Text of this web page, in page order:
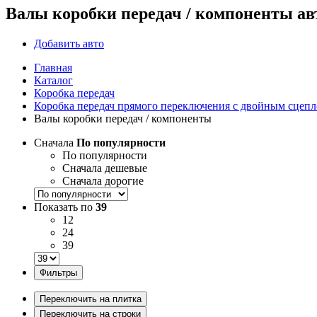
Валы коробки передач / компоненты
Добавить авто
Главная
Каталог
Коробка передач
Коробка передач прямого переключения с двойным
Валы коробки передач / компоненты
Сначала По популярности
По популярности
Сначала дешевые
Сначала дорогие
Показать по 39
12
24
39
Фильтры
Переключить на плитка
Переключить на строки